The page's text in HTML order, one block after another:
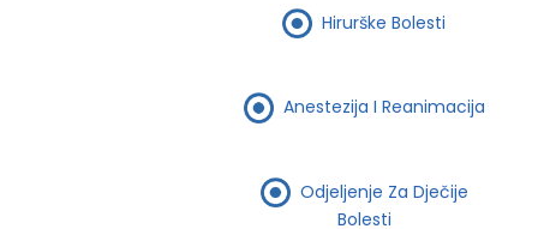
Hirurške Bolesti
Anestezija I Reanimacija
Odjeljenje Za Dječije
Bolesti